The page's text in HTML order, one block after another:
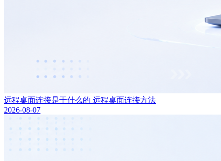
远程桌面连接是干什么的 远程桌面连接方法
2026-08-07